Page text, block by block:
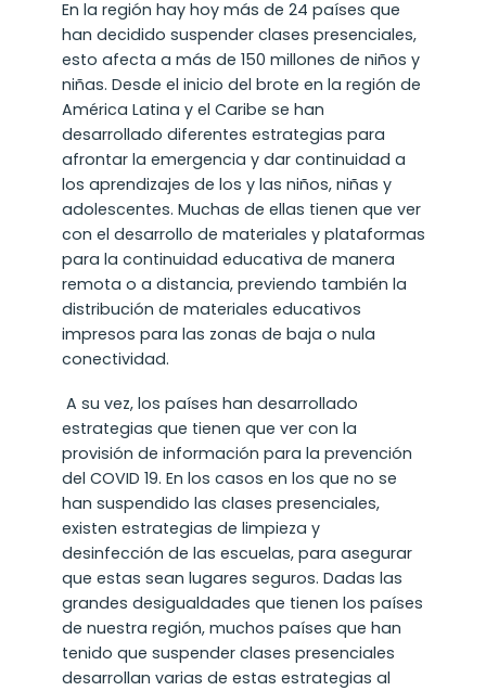
En la región hay hoy más de 24 países que
han decidido suspender clases presenciales,
esto afecta a más de 150 millones de niños y
niñas. Desde el inicio del brote en la región de
América Latina y el Caribe se han
desarrollado diferentes estrategias para
afrontar la emergencia y dar continuidad a
los aprendizajes de los y las niños, niñas y
adolescentes. Muchas de ellas tienen que ver
con el desarrollo de materiales y plataformas
para la continuidad educativa de manera
remota o a distancia, previendo también la
distribución de materiales educativos
impresos para las zonas de baja o nula
conectividad.
A su vez, los países han desarrollado
estrategias que tienen que ver con la
provisión de información para la prevención
del COVID 19. En los casos en los que no se
han suspendido las clases presenciales,
existen estrategias de limpieza y
desinfección de las escuelas, para asegurar
que estas sean lugares seguros. Dadas las
grandes desigualdades que tienen los países
de nuestra región, muchos países que han
tenido que suspender clases presenciales
desarrollan varias de estas estrategias al